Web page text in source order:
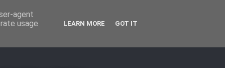
agent
usage
LEARN MORE GOT IT